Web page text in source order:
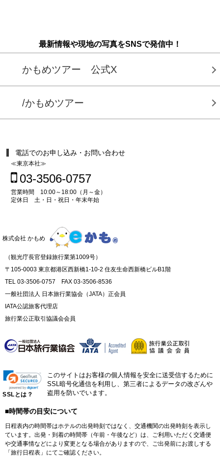
最新情報や現地の写真をSNSで発信中！
かもめツアー 公式X
/かもめツアー
電話でのお申し込み・お問い合わせ
≪東京本社≫
03-3506-0757
営業時間 10:00～18:00（月～金）
定休日 土・日・祝日・年末年始
株式会社 かもめ
（観光庁長官登録旅行業第1009号）
〒105-0003 東京都港区西新橋1-10-2 住友生命西新橋ビルB1階
TEL 03-3506-0757 FAX 03-3506-8536
一般社団法人 日本旅行業協会（JATA）正会員
IATA公認旅客代理店
旅行業公正取引協議会会員
SSLとは？
このサイトはお客様の個人情報を安全に送受信するために
SSL暗号化通信を利用し、第三者によるデータの改ざんや
盗用を防いでいます。
■時間帯の目安について
日程表内の時間帯はホテルの出発時刻ではなく、交通機関の出発時刻を表示し
ています。出発・到着の時間帯（午前・午後など）は、ご利用いただく交通便
や交通事情などにより変更となる場合がありますので、ご出発前にお渡しする
「旅行日程表」にてご確認ください。